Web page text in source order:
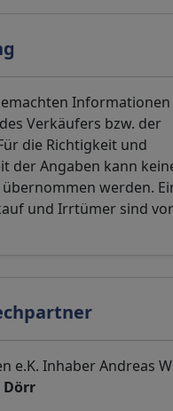
Verkäufers bzw. der
die Richtigkeit und
der Angaben kann
werden.
und Irrtümer sind
e.K. Inhaber Andreas
Dörr